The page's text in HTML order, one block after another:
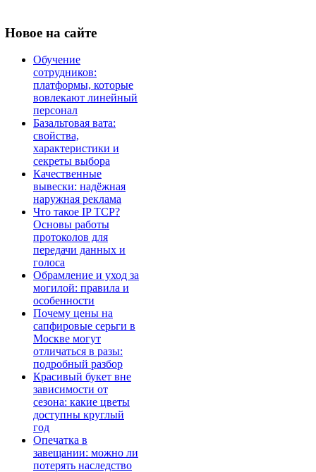
Новое на сайте
Обучение
сотрудников:
платформы, которые
вовлекают линейный
персонал
Базальтовая вата:
свойства,
характеристики и
секреты выбора
Качественные
вывески: надёжная
наружная реклама
Что такое IP TCP?
Основы работы
протоколов для
передачи данных и
голоса
Обрамление и уход за
могилой: правила и
особенности
Почему цены на
сапфировые серьги в
Москве могут
отличаться в разы:
подробный разбор
Красивый букет вне
зависимости от
сезона: какие цветы
доступны круглый
год
Опечатка в
завещании: можно ли
потерять наследство